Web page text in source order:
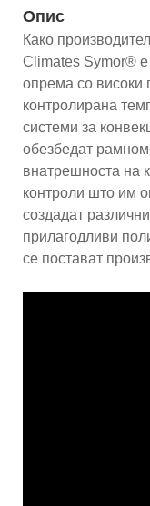
Опис
Како
Climates Symor® е
опрема со високи
контролирана
системи за
обезбедат
внатрешноста на
контроли што им
создадат
прилагодливи
се постават